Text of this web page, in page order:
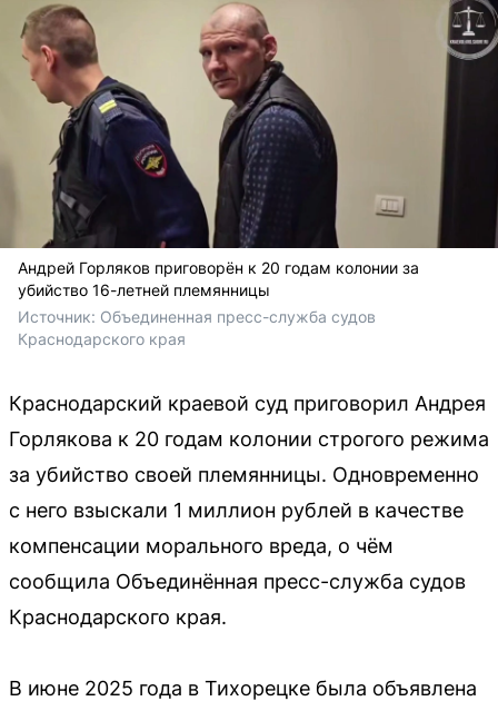
Андрей Горляков приговорён к 20 годам колонии за
убийство 16-летней племянницы
Источник: Объединенная пресс-служба судов
Краснодарского края
Краснодарский краевой суд приговорил Андрея
Горлякова к 20 годам колонии строгого режима
за убийство своей племянницы. Одновременно
с него взыскали 1 миллион рублей в качестве
компенсации морального вреда, о чём
сообщила Объединённая пресс-служба судов
Краснодарского края.
В июне 2025 года в Тихорецке была объявлена